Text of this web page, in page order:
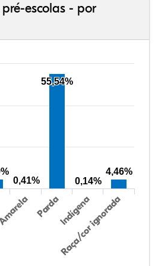
escolas - por
PardaIndígena
Raça/cor ignorada
0,41%
55,54%
0,14%
4,46%